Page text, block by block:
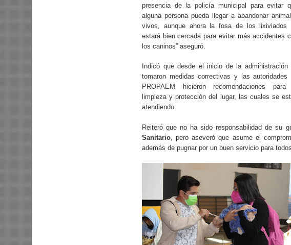
presencia de la policía municipal para evitar
alguna persona pueda llegar a abandonar
vivos, aunque ahora la fosa de los lixiviados
estará bien cercada para evitar más accidentes
los caninos” aseguró.
Indicó que desde el inicio de la administración
tomaron medidas correctivas y las autoridades
PROPAEM hicieron recomendaciones
limpieza y protección del lugar, las cuales se
atendiendo.
Reiteró que no ha sido responsabilidad de su
Sanitario , pero aseveró que asume el
además de pugnar por un buen servicio para